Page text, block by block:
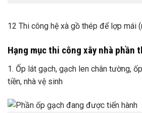
12 Thi công hệ xà gồ thép để lợp mái
Hạng mục thi công xây nhà phần
1. Ốp lát gạch, gạch len chân tường,
tiền, nhà vệ sinh